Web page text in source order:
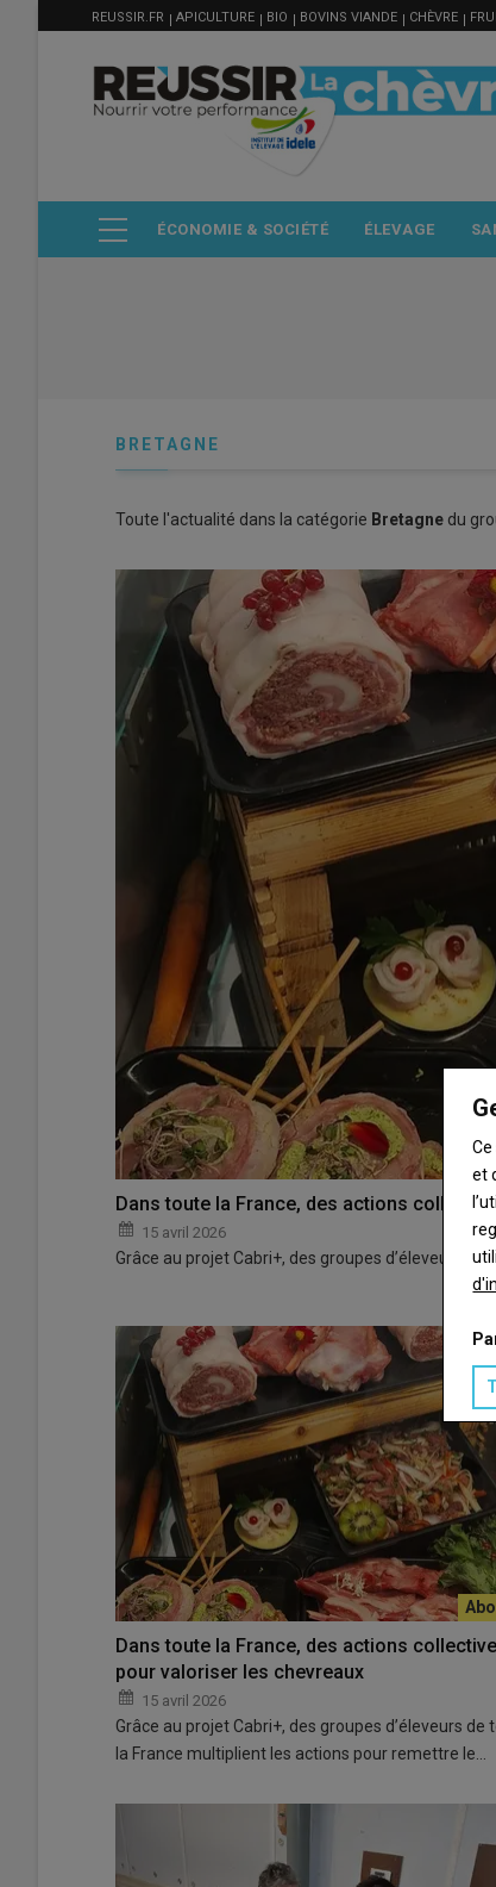
contenu
MENU
FILIÈRE
REUSSIR.FR APICULTURE BIO BOVINS VIANDE CHÈVRE
ÉCONOMIE & SOCIÉTÉ ÉLEVAGE
BRETAGNE
Toute l'actualité dans la catégorie Bretagne du
Dans toute la France, des actions
15 avril 2026
Grâce au projet Cabri+, des groupes d’éleveurs
Dans toute la France, des actions
pour valoriser les chevreaux
15 avril 2026
Grâce au projet Cabri+, des groupes d’éleveurs de
la France multiplient les actions pour remettre le…
et